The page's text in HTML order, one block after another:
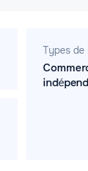
Types de